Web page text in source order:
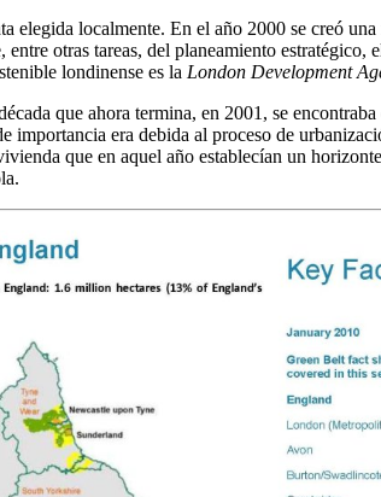
elegida localmente. En el año 2000 se creó
entre otras tareas, del planeamiento
londinense es la London Development
que ahora termina, en 2001, se
era debida al proceso de
que en aquel año establecían un